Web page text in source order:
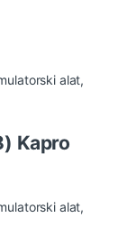
alat,
Kapro
alat,